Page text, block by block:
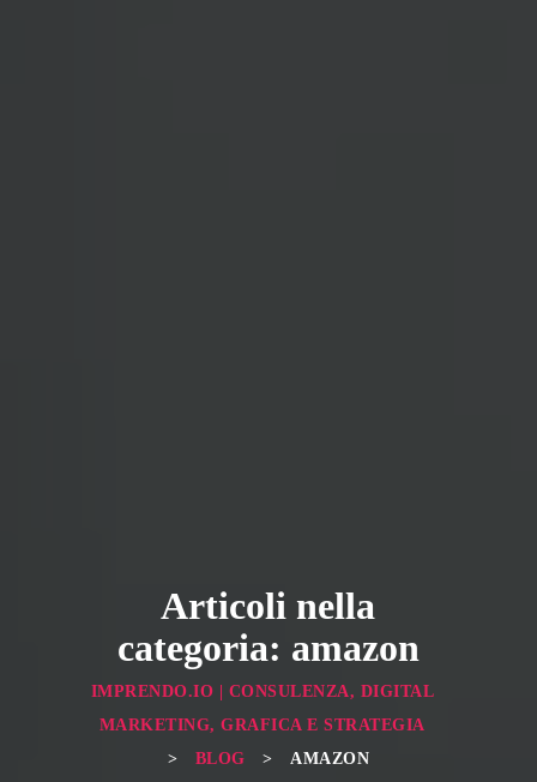
Articoli nella
categoria: amazon
IMPRENDO.IO | CONSULENZA, DIGITAL
MARKETING, GRAFICA E STRATEGIA
>
BLOG > AMAZON